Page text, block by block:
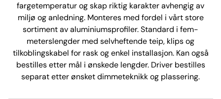
fargetemperatur og skap riktig karakter avhengig av
miljø og anledning. Monteres med fordel i vårt store
sortiment av aluminiumsprofiler. Standard i fem-
meterslengder med selvheftende teip, klips og
tilkoblingskabel for rask og enkel installasjon. Kan også
bestilles etter mål i ønskede lengder. Driver bestilles
separat etter ønsket dimmeteknikk og plassering.